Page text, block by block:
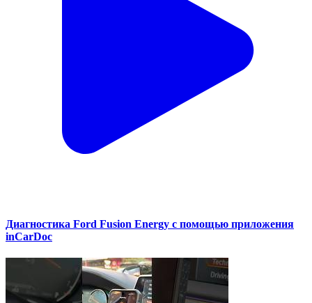
Диагностика Ford Fusion Energy с помощью приложения
inCarDoc